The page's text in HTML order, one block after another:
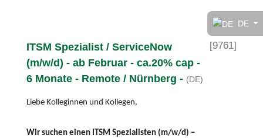
DE
search
Deutsch
ITSM Spezialist / ServiceNow
(m/w/d) - ab Februar - ca.20% cap -
6 Monate - Remote / Nürnberg - (DE)
[9761]
Liebe Kolleginnen und Kollegen,
Wir suchen einen ITSM Spezialisten (m/w/d) –